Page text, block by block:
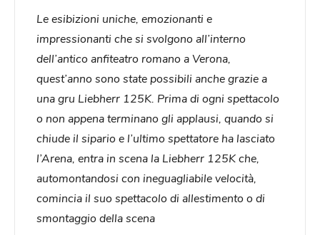
Le esibizioni uniche, emozionanti e
impressionanti che si svolgono all’interno
dell’antico anfiteatro romano a Verona,
quest’anno sono state possibili anche grazie a
una gru Liebherr 125K. Prima di ogni spettacolo
o non appena terminano gli applausi, quando si
chiude il sipario e l’ultimo spettatore ha lasciato
l’Arena, entra in scena la Liebherr 125K che,
automontandosi con ineguagliabile velocità,
comincia il suo spettacolo di allestimento o di
smontaggio della scena